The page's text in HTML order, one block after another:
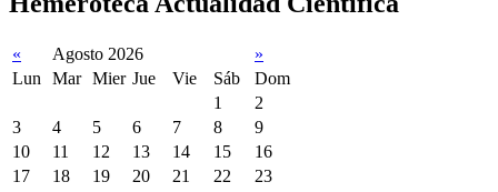
« Agosto 2026
»
Lun
Mar Mier Jue Vie Sáb
Dom
1
2
3
4 5 6 7 8
9
10
11 12 13 14 15
16
17
18 19 20 21 22
23